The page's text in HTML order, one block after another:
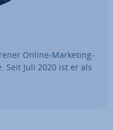
Online-Marketing-
Seit Juli 2020 ist er als